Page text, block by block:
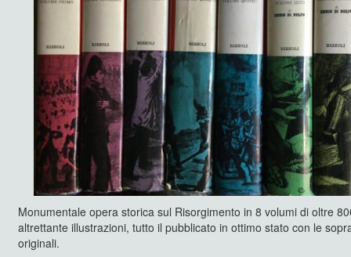
Monumentale opera storica sul Risorgimento in 8 volumi di oltre
altrettante illustrazioni, tutto il pubblicato in ottimo stato con le
originali.